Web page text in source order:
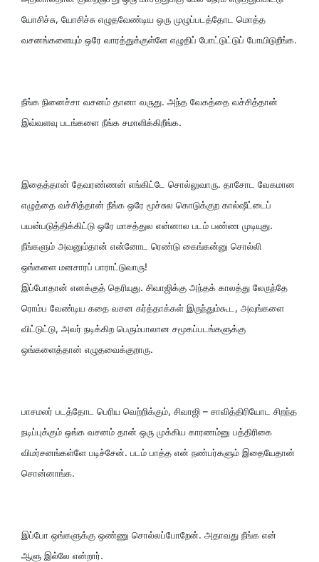
யோசிச்சு, யோசிச்சு எழுதவேண்டிய ஒரு முழுப்படத்தோட மொத்த
வசனங்களையும் ஒரே வாரத்துக்குள்ளே எழுதிப் போட்டுட்டுப் போயிடுறீங்க.
நீங்க நினைச்சா வசனம் தானா வருது. அந்த வேகத்தை வச்சித்தான்
இவ்வளவு படங்களை நீங்க சமாளிக்கிறீங்க.
இதைத்தான் தேவரண்ணன் எங்கிட்டே சொல்லுவாரு. தாசோட வேகமான
எழுத்தை வச்சித்தான் நீங்க ஒரே மூச்சுல கொடுக்குற கால்ஷீட்டைப்
பயன்படுத்திக்கிட்டு ஒரே மாசத்துல என்னால படம் பண்ண முடியுது.
நீங்களும் அவனும்தான் என்னோட ரெண்டு கைங்கன்னு சொல்லி
ஒங்களை மனசாரப் பாராட்டுவாரு!
இப்போதான் எனக்குத் தெரியுது. சிவாஜிக்கு அந்தக் காலத்து லேருந்தே
ரொம்ப வேண்டிய கதை வசன கர்த்தாக்கள் இருந்தும்கூட, அவுங்களை
விட்டுட்டு, அவர் நடிக்கிற பெரும்பாலான சமூகப்படங்களுக்கு
ஒங்களைத்தான் எழுதவைக்குறாரு.
பாசமலர் படத்தோட பெரிய வெற்றிக்கும், சிவாஜி – சாவித்திரியோட சிறந்த
நடிப்புக்கும் ஒங்க வசனம் தான் ஒரு முக்கிய காரணம்னு பத்திரிகை
விமர்சனங்கள்ளே படிச்சேன். படம் பாத்த என் நண்பர்களும் இதையேதான்
சொன்னாங்க.
இப்போ ஒங்களுக்கு ஒண்ணு சொல்லப்போறேன். அதாவது நீங்க என்
ஆளு இல்லே என்றார்.